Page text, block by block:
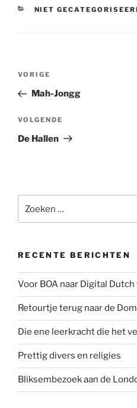
CATEGORIEËN
NIET
Bericht
Vorig
bericht
VORIGE
Mah-Jongg
Volgend
bericht
VOLGENDE
De Hallen
naar:
RECENTE BERICHTEN
Voor BOA naar Digital Dutch
Retourtje terug naar de
Die ene leerkracht die het
Prettig divers en religies
Bliksembezoek aan de